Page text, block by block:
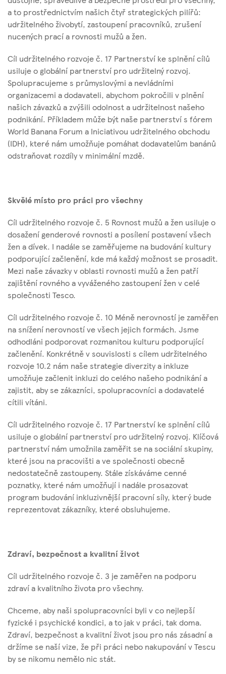
a to prostřednictvím našich čtyř strategických pilířů:
udržitelného živobytí, zastoupení pracovníků, zrušení
nucených prací a rovnosti mužů a žen.
Cíl udržitelného rozvoje č. 17 Partnerství ke splnění cílů
usiluje o globální partnerství pro udržitelný rozvoj.
Spolupracujeme s průmyslovými a nevládními
organizacemi a dodavateli, abychom pokročili v plnění
našich závazků a zvýšili odolnost a udržitelnost našeho
podnikání. Příkladem může být naše partnerství s fórem
World Banana Forum a Iniciativou udržitelného obchodu
(IDH), které nám umožňuje pomáhat dodavatelům banánů
odstraňovat rozdíly v minimální mzdě.
Skvělé místo pro práci pro všechny
Cíl udržitelného rozvoje č. 5 Rovnost mužů a žen usiluje o
dosažení genderové rovnosti a posílení postavení všech
žen a dívek. I nadále se zaměřujeme na budování kultury
podporující začlenění, kde má každý možnost se prosadit.
Mezi naše závazky v oblasti rovnosti mužů a žen patří
zajištění rovného a vyváženého zastoupení žen v celé
společnosti Tesco.
Cíl udržitelného rozvoje č. 10 Méně nerovností je zaměřen
na snížení nerovností ve všech jejich formách. Jsme
odhodláni podporovat rozmanitou kulturu podporující
začlenění. Konkrétně v souvislosti s cílem udržitelného
rozvoje 10.2 nám naše strategie diverzity a inkluze
umožňuje začlenit inkluzi do celého našeho podnikání a
zajistit, aby se zákazníci, spolupracovníci a dodavatelé
cítili vítáni.
Cíl udržitelného rozvoje č. 17 Partnerství ke splnění cílů
usiluje o globální partnerství pro udržitelný rozvoj. Klíčová
partnerství nám umožnila zaměřit se na sociální skupiny,
které jsou na pracovišti a ve společnosti obecně
nedostatečně zastoupeny. Stále získáváme cenné
poznatky, které nám umožňují i nadále prosazovat
program budování inkluzivnější pracovní síly, který bude
reprezentovat zákazníky, které obsluhujeme.
Zdraví, bezpečnost a kvalitní život
Cíl udržitelného rozvoje č. 3 je zaměřen na podporu
zdraví a kvalitního života pro všechny.
Chceme, aby naši spolupracovníci byli v co nejlepší
fyzické i psychické kondici, a to jak v práci, tak doma.
Zdraví, bezpečnost a kvalitní život jsou pro nás zásadní a
držíme se naší vize, že při práci nebo nakupování v Tescu
by se nikomu nemělo nic stát.